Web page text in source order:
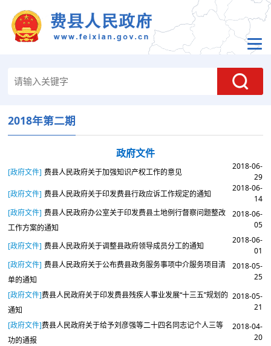
2018年第二期
政府文件
[政府文件] 费县人民政府关于加强知识产权工作的意见
2018-06-
29
[政府文件] 费县人民政府关于印发费县行政应诉工作规定的通知
2018-06-
14
[政府文件] 费县人民政府办公室关于印发费县土地例行督察问题整改
工作方案的通知
2018-06-
05
[政府文件] 费县人民政府关于调整县政府领导成员分工的通知
2018-06-
01
[政府文件] 费县人民政府关于公布费县政务服务事项中介服务项目清
单的通知
2018-05-
25
[政府文件]​费县人民政府关于印发费县残疾人事业发展“十三五”规划的
通知
2018-05-
21
[政府文件]​费县人民政府关于给予刘彦强等二十四名同志记个人三等
功的通报
2018-04-
20